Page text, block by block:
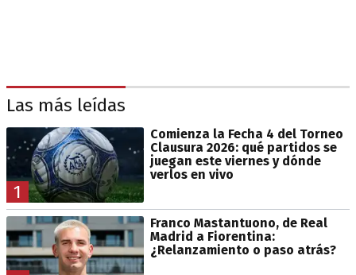
Las más leídas
1
Comienza la Fecha 4 del Torneo
Clausura 2026: qué partidos se
juegan este viernes y dónde
verlos en vivo
Franco Mastantuono, de Real
Madrid a Fiorentina:
¿Relanzamiento o paso atrás?